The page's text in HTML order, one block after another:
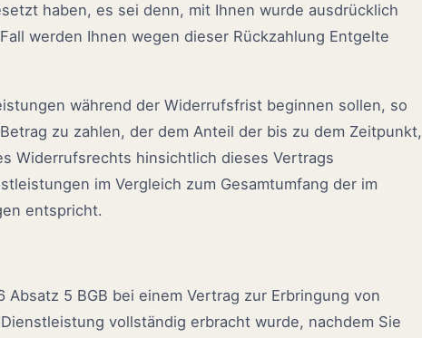
haben, es sei denn, mit Ihnen wurde ausdrücklich
werden Ihnen wegen dieser Rückzahlung Entgelte
während der Widerrufsfrist beginnen sollen, so
zu zahlen, der dem Anteil der bis zu dem Zeitpunkt,
Widerrufsrechts hinsichtlich dieses Vertrags
im Vergleich zum Gesamtumfang der im
entspricht.
5 BGB bei einem Vertrag zur Erbringung von
vollständig erbracht wurde, nachdem Sie